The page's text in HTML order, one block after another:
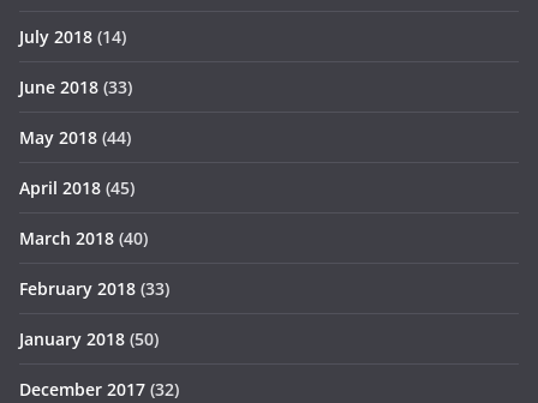
July 2018 (14)
June 2018 (33)
May 2018 (44)
April 2018 (45)
March 2018 (40)
February 2018 (33)
January 2018 (50)
December 2017 (32)